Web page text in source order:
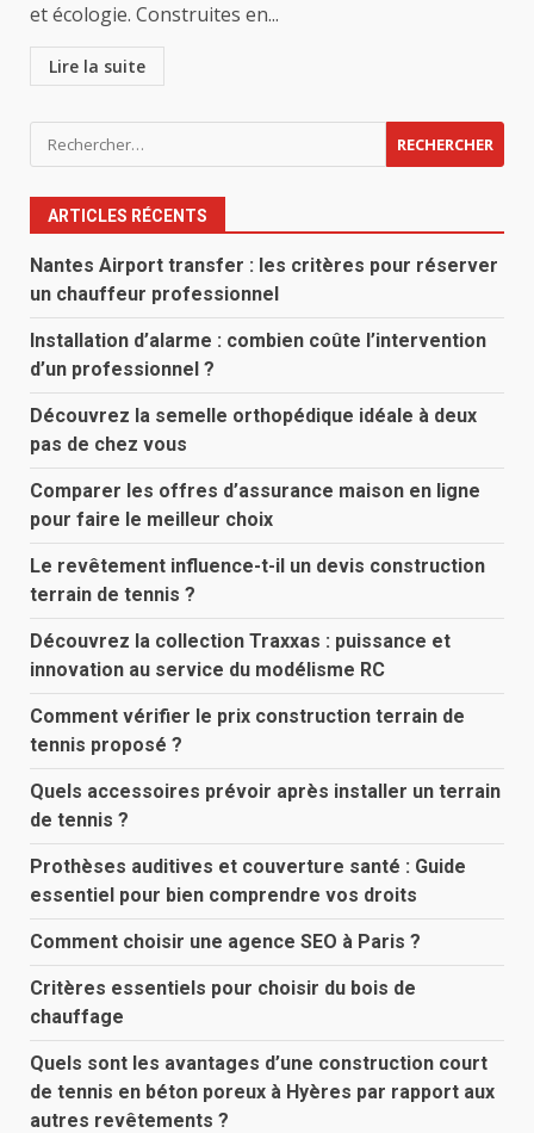
et écologie. Construites en...
Lire la suite
Rechercher :
ARTICLES RÉCENTS
Nantes Airport transfer : les critères pour réserver
un chauffeur professionnel
Installation d’alarme : combien coûte l’intervention
d’un professionnel ?
Découvrez la semelle orthopédique idéale à deux
pas de chez vous
Comparer les offres d’assurance maison en ligne
pour faire le meilleur choix
Le revêtement influence-t-il un devis construction
terrain de tennis ?
Découvrez la collection Traxxas : puissance et
innovation au service du modélisme RC
Comment vérifier le prix construction terrain de
tennis proposé ?
Quels accessoires prévoir après installer un terrain
de tennis ?
Prothèses auditives et couverture santé : Guide
essentiel pour bien comprendre vos droits
Comment choisir une agence SEO à Paris ?
Critères essentiels pour choisir du bois de
chauffage
Quels sont les avantages d’une construction court
de tennis en béton poreux à Hyères par rapport aux
autres revêtements ?